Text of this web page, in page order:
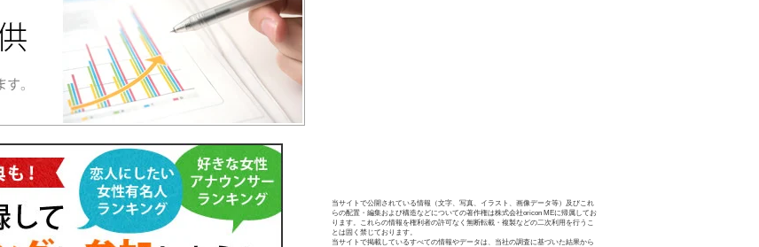
当サイトで公開されている情報（文字、写真、イラスト、画像データ等）及びこれ
らの配置・編集および構造などについての著作権は株式会社oricon MEに帰属してお
ります。これらの情報を権利者の許可なく無断転載・複製などの二次利用を行うこ
とは固く禁じております。
当サイトで掲載しているすべての情報やデータは、当社の調査に基づいた結果から